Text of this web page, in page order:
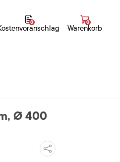
0
Warenkorb
0
Ø 400